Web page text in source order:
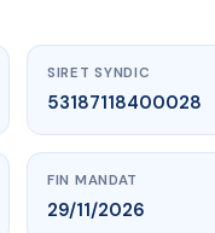
SIRET SYNDIC
53187118400028
FIN MANDAT
29/11/2026